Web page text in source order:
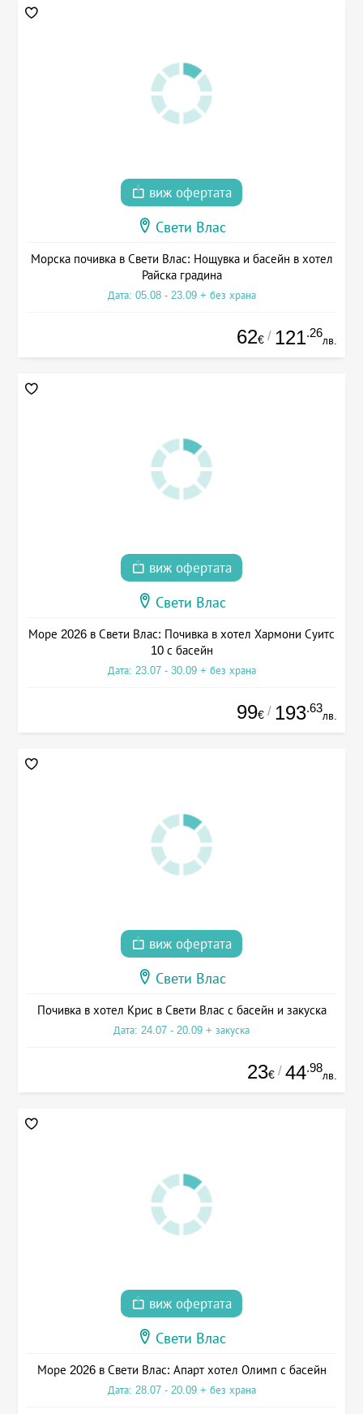
виж офертата
Свети Влас
Морска почивка в Свети Влас: Нощувка и басейн в хотел
Райска градина
Дата: 05.08 - 23.09 + без храна
62€ / 121.26
лв.
виж офертата
Свети Влас
Море 2026 в Свети Влас: Почивка в хотел Хармони Суитс
10 с басейн
Дата: 23.07 - 30.09 + без храна
99€ / 193.63
лв.
виж офертата
Свети Влас
Почивка в хотел Крис в Свети Влас с басейн и закуска
Дата: 24.07 - 20.09 + закуска
23€ / 44.98
лв.
виж офертата
Свети Влас
Море 2026 в Свети Влас: Апарт хотел Олимп с басейн
Дата: 28.07 - 20.09 + без храна